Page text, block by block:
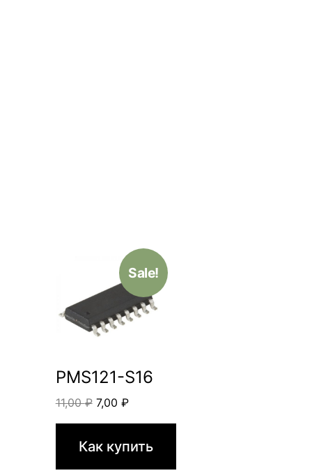
Sale!
PMS121-S16
11,00₽ Original
price
11,00 ₽.
7,00 ₽Current
price
Как купить